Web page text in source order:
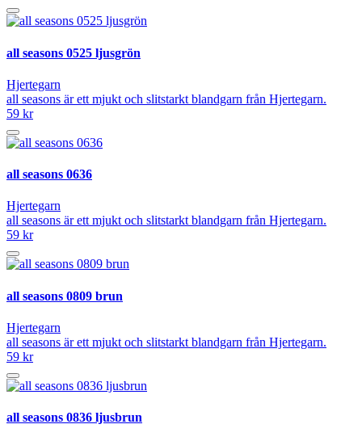
all seasons 0525 ljusgrön
Hjertegarn
all seasons är ett mjukt och slitstarkt blandgarn från Hjertegarn.
59 kr
all seasons 0636
Hjertegarn
all seasons är ett mjukt och slitstarkt blandgarn från Hjertegarn.
59 kr
all seasons 0809 brun
Hjertegarn
all seasons är ett mjukt och slitstarkt blandgarn från Hjertegarn.
59 kr
all seasons 0836 ljusbrun